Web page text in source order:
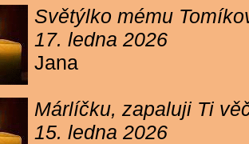
Světýlko mému
17. ledna 2026
Jana
Márlíčku, zapaluji Ti
15. ledna 2026